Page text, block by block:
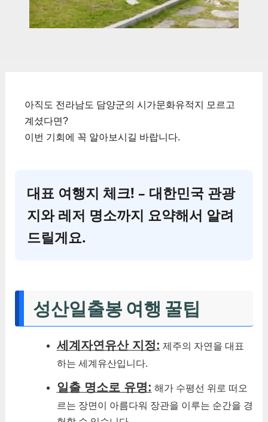
아직도 전라남도 담양군의 시가문화유적지 모르고
계셨다면?
이번 기회에 꼭 알아보시길 바랍니다.
대표 여행지 체크! – 대한민국 관광
지와 레저 명소까지 요약해서 알려
드릴게요.
성산일출봉 여행 꿀팁
세계자연유산 지정: 제주의 자연을 대표
하는 세계유산입니다.
일출 명소로 유명: 해가 수평선 위로 떠오
르는 장면이 아름다워 장관을 이루는 순간을 경